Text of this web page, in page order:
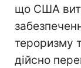
що США
тероризму
дійсно